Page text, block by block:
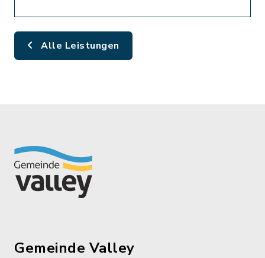
Alle Leistungen
Gemeinde Valley